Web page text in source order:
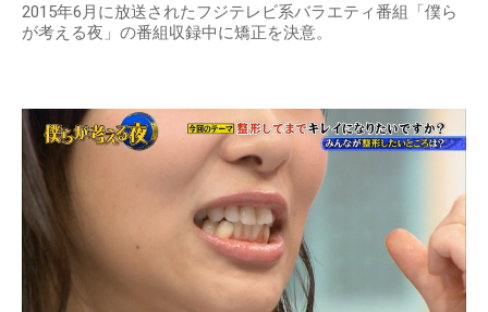
2015年6月に放送されたフジテレビ系バラエティ番組「僕ら
が考える夜」の番組収録中に矯正を決意。